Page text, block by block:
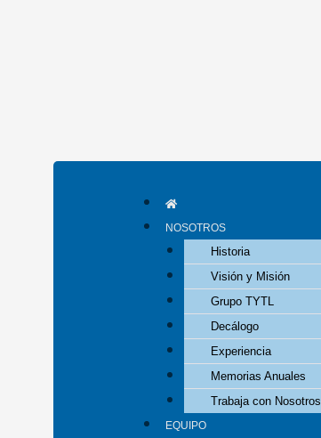
NOSOTROS
Historia
Visión y Misión
Grupo TYTL
Decálogo
Experiencia
Memorias Anuales
Trabaja con Nosotros
EQUIPO